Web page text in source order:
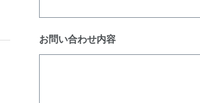
お問い合わせ内容